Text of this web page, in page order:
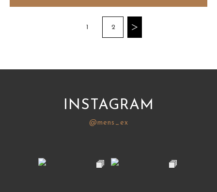
1 2
INSTAGRAM
@mens_ex